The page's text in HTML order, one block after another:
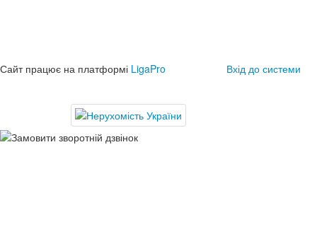
Сайт працює на платформі LigaPro Вхід до системи